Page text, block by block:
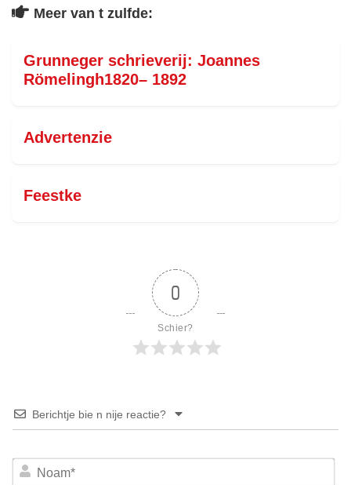
Meer van t zulfde:
Grunneger schrieverij: Joannes
Römelingh1820– 1892
Advertenzie
Feestke
0
Schier?
Berichtje bie n nije reactie?